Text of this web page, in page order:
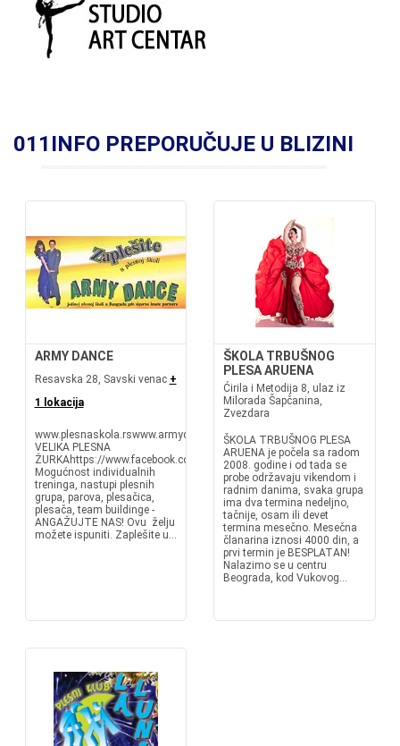
011INFO PREPORUČUJE U BLIZINI
ARMY DANCE
Resavska 28, Savski venac +
1 lokacija
www.plesnaskola.rswww.armydance.org.rs
VELIKA PLESNA
ŽURKAhttps://www.facebook.com/velikaplesnazurka/https://
Mogućnost individualnih
treninga, nastupi plesnih
grupa, parova, plesačica,
plesača, team buildinge -
ANGAŽUJTE NAS! Ovu želju
možete ispuniti. Zaplešite u...
ŠKOLA TRBUŠNOG
PLESA ARUENA
Ćirila i Metodija 8, ulaz iz
Milorada Šapčanina,
Zvezdara
ŠKOLA TRBUŠNOG PLESA
ARUENA je počela sa radom
2008. godine i od tada se
probe održavaju vikendom i
radnim danima, svaka grupa
ima dva termina nedeljno,
tačnije, osam ili devet
termina mesečno. Mesečna
članarina iznosi 4000 din, a
prvi termin je BESPLATAN!
Nalazimo se u centru
Beograda, kod Vukovog...